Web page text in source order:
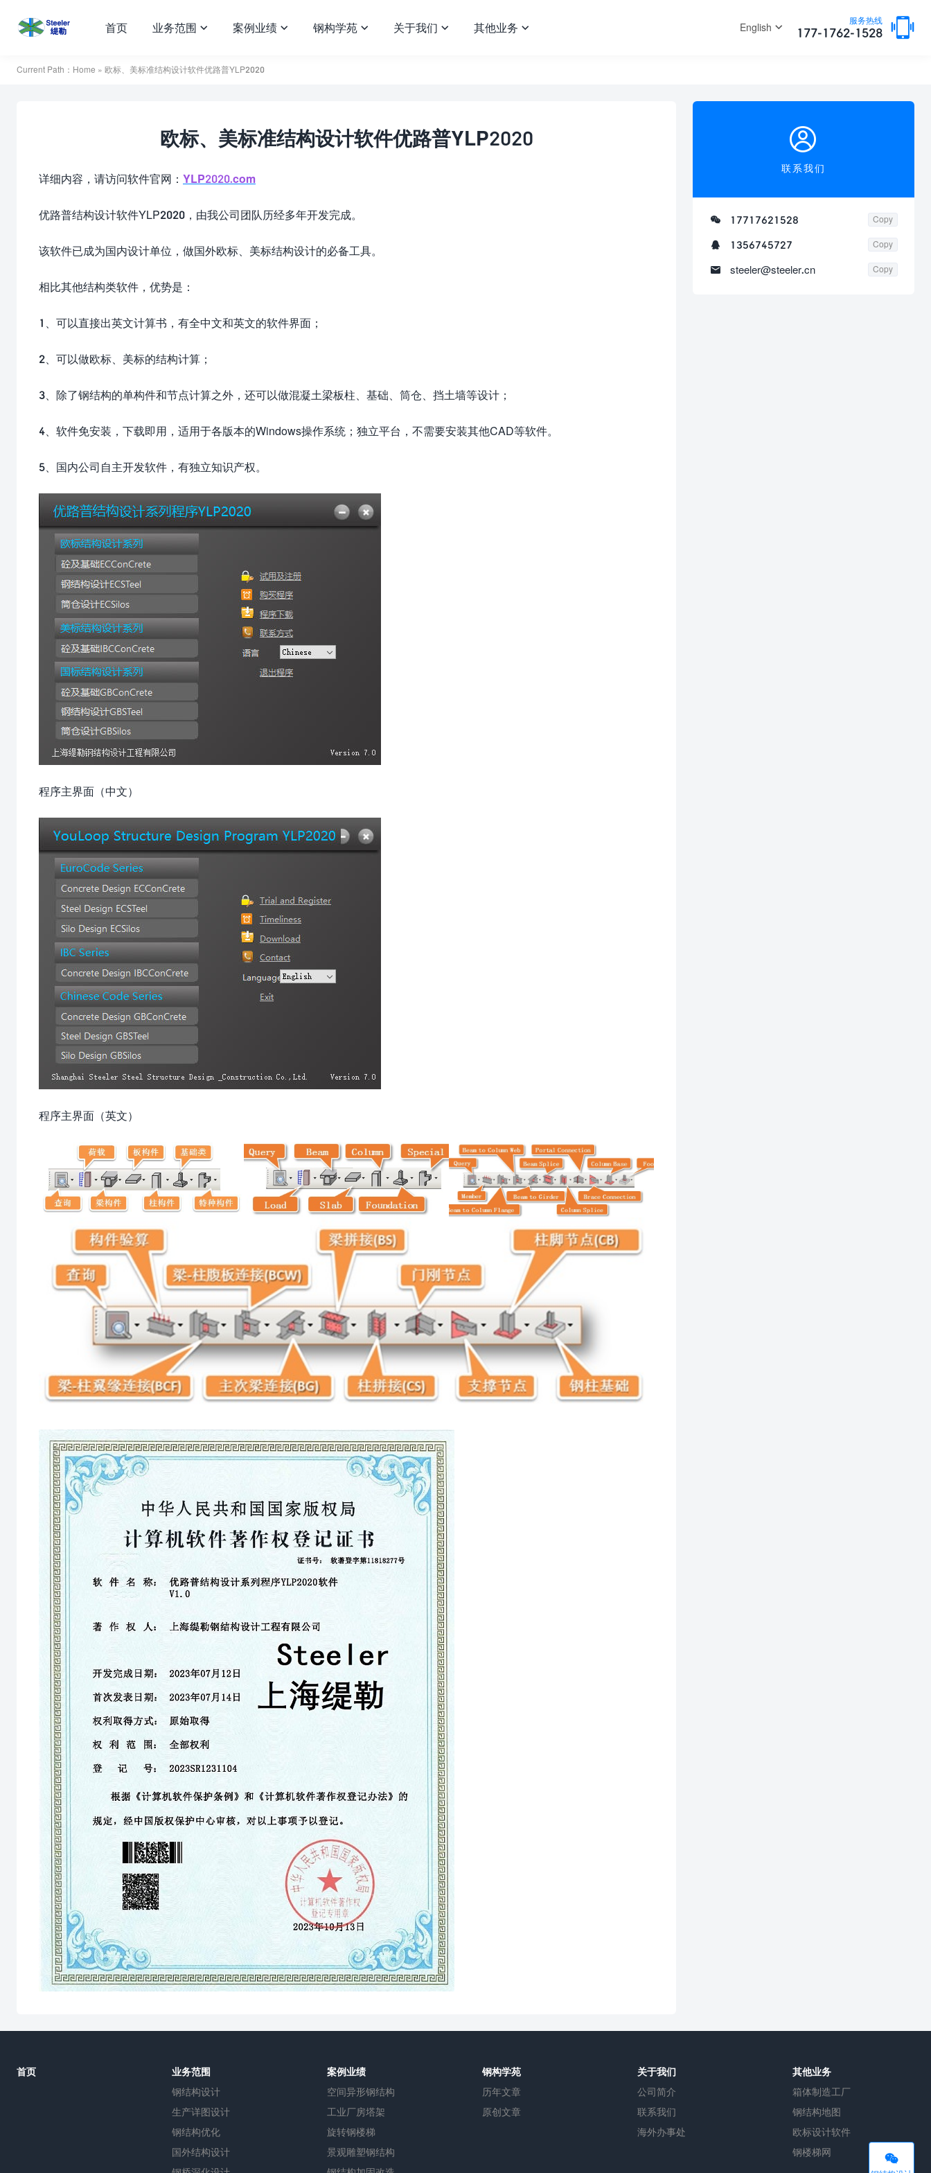
服务热线
177-1762-1528 
English
首页 业务范围  案例业绩  钢构学苑  关于我们  其他业务 
Current Path： Home » 欧标、美标准结构设计软件优路普YLP2020
欧标、美标准结构设计软件优路普YLP2020
详细内容，请访问软件官网： YLP2020.com
优路普结构设计软件YLP2020，由我公司团队历经多年开发完成。
该软件已成为国内设计单位，做国外欧标、美标结构设计的必备工具。
相比其他结构类软件，优势是：
1、可以直接出英文计算书，有全中文和英文的软件界面；
2、可以做欧标、美标的结构计算；
3、除了钢结构的单构件和节点计算之外，还可以做混凝土梁板柱、基础、筒仓、挡土墙等设计；
4、软件免安装，下载即用，适用于各版本的Windows操作系统；独立平台，不需要安装其他CAD等软件。
5、国内公司自主开发软件，有独立知识产权。
程序主界面（中文）
程序主界面（英文）

联系我们
 17717621528 Copy
 1356745727 Copy
 steeler@steeler.cn Copy

首页
业务范围
钢结构设计
生产详图设计
钢结构优化
国外结构设计
案例业绩
空间异形钢结构
工业厂房塔架
旋转钢楼梯
景观雕塑钢结构
钢构学苑
历年文章
原创文章
关于我们
公司简介
联系我们
海外办事处
其他业务
箱体制造工厂
钢结构地图
欧标设计软件
钢楼梯网